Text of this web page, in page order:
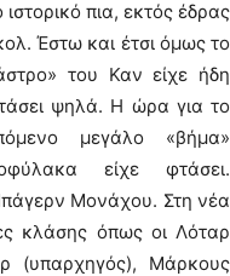
ιστορικό πια, εκτός έδρας
Έστω και έτσι όμως το
του Καν είχε ήδη
ψηλά. Η ώρα για το
μεγάλο «βήμα»
είχε φτάσει.
Μονάχου. Στη νέα
κλάσης όπως οι Λόταρ
(υπαρχηγός), Μάρκους